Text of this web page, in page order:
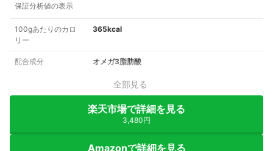
保証分析値の表示
100gあたりのカロ
リー
365kcal
配合成分 オメガ3脂肪酸
全部見る
楽天市場で詳細を見る
3,480円
Amazonで詳細を見る